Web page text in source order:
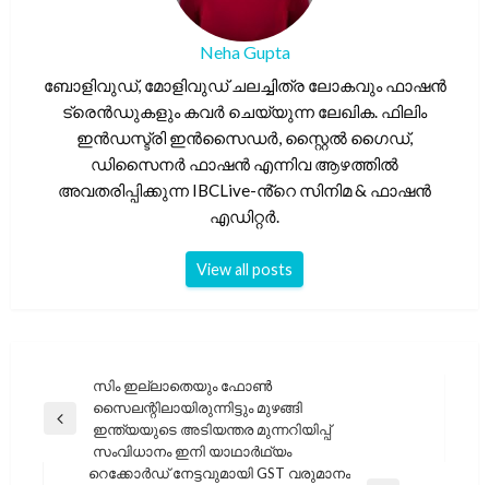
Neha Gupta
ബോളിവുഡ്, മോളിവുഡ് ചലച്ചിത്ര ലോകവും ഫാഷൻ
ട്രെൻഡുകളും കവർ ചെയ്യുന്ന ലേഖിക. ഫിലിം
ഇൻഡസ്ട്രി ഇൻസൈഡർ, സ്റ്റൈൽ ഗൈഡ്,
ഡിസൈനർ ഫാഷൻ എന്നിവ ആഴത്തിൽ
അവതരിപ്പിക്കുന്ന IBCLive-ൻ്റെ സിനിമ & ഫാഷൻ
എഡിറ്റർ.
View all posts
പോസ്റ്റുകളിലൂടെ
Previous
സിം ഇല്ലാതെയും ഫോൺ
സൈലന്റിലായിരുന്നിട്ടും മുഴങ്ങി
ഇന്ത്യയുടെ അടിയന്തര മുന്നറിയിപ്പ്
സംവിധാനം ഇനി യാഥാർഥ്യം
റെക്കോർഡ് നേട്ടവുമായി GST വരുമാനം